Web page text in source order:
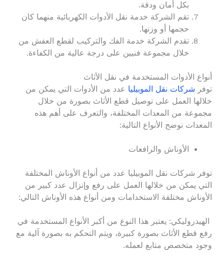
بكل أمان ودقة.
تقم الشركة خدمة نقل الأدوات الكهربائية منهما كان
حجمها أو وزنها.
تقدم الشركة خدمة الفك والتركيب لقطع العفش من
خلال مجموعة فنيين على درجة عالية من الكفاءة.
أنواع الأدوات المستخدمة في نقل الأثاث
توفر شركات نقل الموبيليا عدد من الأدوات التي يمكن من
خلالها العمل على توصيل قطع الأثاث بصورة من خلال
مجموعة من المعدات المختلفة، والتعرف على أهم هذه
المعدات نوضح الأنواع التالية:
الأوناش والرافعات
توفر شركات نقل الموبيليا عدد من أنواع الأوناش المختلفة
التي يمكن من خلالها العمل على رفع وإنزال عدد كبير من
الأوناش مختلفة الاستخدامات ومن أنواع هذه الأوناش التالي:
الهيدروليكي: يعتبر هذا النوع من أكبر الأنواع المستخدمة في
رفع قطع الأثاث بصورة كبيرة، ويتم التحكم به بصورة آلية مع
وجود متخصص متابع لعمله.